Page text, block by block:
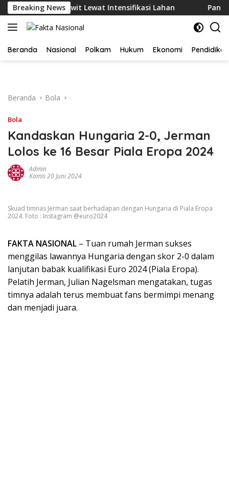
Langsung
ke
konten
Breaking News
Sawit Lewat Intensifikasi Lahan Panen
Beranda Nasional Polkam Hukum Ekonomi Pendidikan
Beranda Bola
Bola
Kandaskan Hungaria 2-0, Jerman
Lolos ke 16 Besar Piala Eropa 2024
Admin
Kamis 20 Juni 2024
Skuad timnas Jerman saat berhadapan dengan Hungaria di Piala Eropa
2024. Foto : Instagram @euro2024
FAKTA NASIONAL – Tuan rumah Jerman sukses
menggilas lawannya Hungaria dengan skor 2-0 dalam
lanjutan babak kualifikasi Euro 2024 (Piala Eropa).
Pelatih Jerman, Julian Nagelsman mengatakan, tugas
timnya adalah terus membuat fans bermimpi menang
dan menjadi juara.